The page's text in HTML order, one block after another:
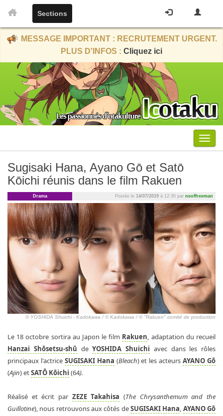
Sections
MESSAGE IMPORTANT : RECRUTEMENT URGENT.
PLUS D'INFOS : Cliquez ici
Menu
Sugisaki Hana, Ayano Gō et Satō
Kōichi réunis dans le film Rakuen
Drama Postée le 14/07/2019 à 12:30 par neoffreeman
© YOSHIDA Shuichi - Kadokawa / © Kadokawa / © "Rakuen" comité de production
Le 18 octobre sortira au Japon le film Rakuen, adaptation du recueil
Hanzai Shōsetsu-shū deYOSHIDA Shuichi avec dans les rôles
principaux l'actrice SUGISAKI Hana (Bleach) et les acteursAYANO Gō
(Ajin) etSATŌ Kōichi (64).
Réalisé et écrit par ZEZE Takahisa (The Chrysanthemum and the
Guillotine), nous retrouvons aux côtés deSUGISAKI Hana, AYANO Gō